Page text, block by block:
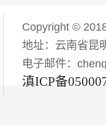
Copyright ©
地址：云南省昆
电子邮件：
滇ICP备